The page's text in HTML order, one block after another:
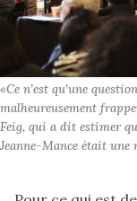
«Ce n’est qu’une
malheureusement
Feig, qui a dit estimer
Jeanne-Mance était une